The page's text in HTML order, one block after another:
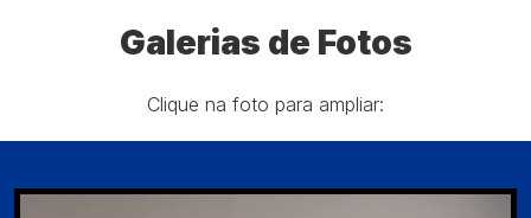
Galerias de Fotos
Clique na foto para ampliar: